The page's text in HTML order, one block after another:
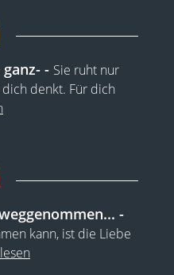
Sie ruht nur
denkt. Für dich
kann, ist die Liebe